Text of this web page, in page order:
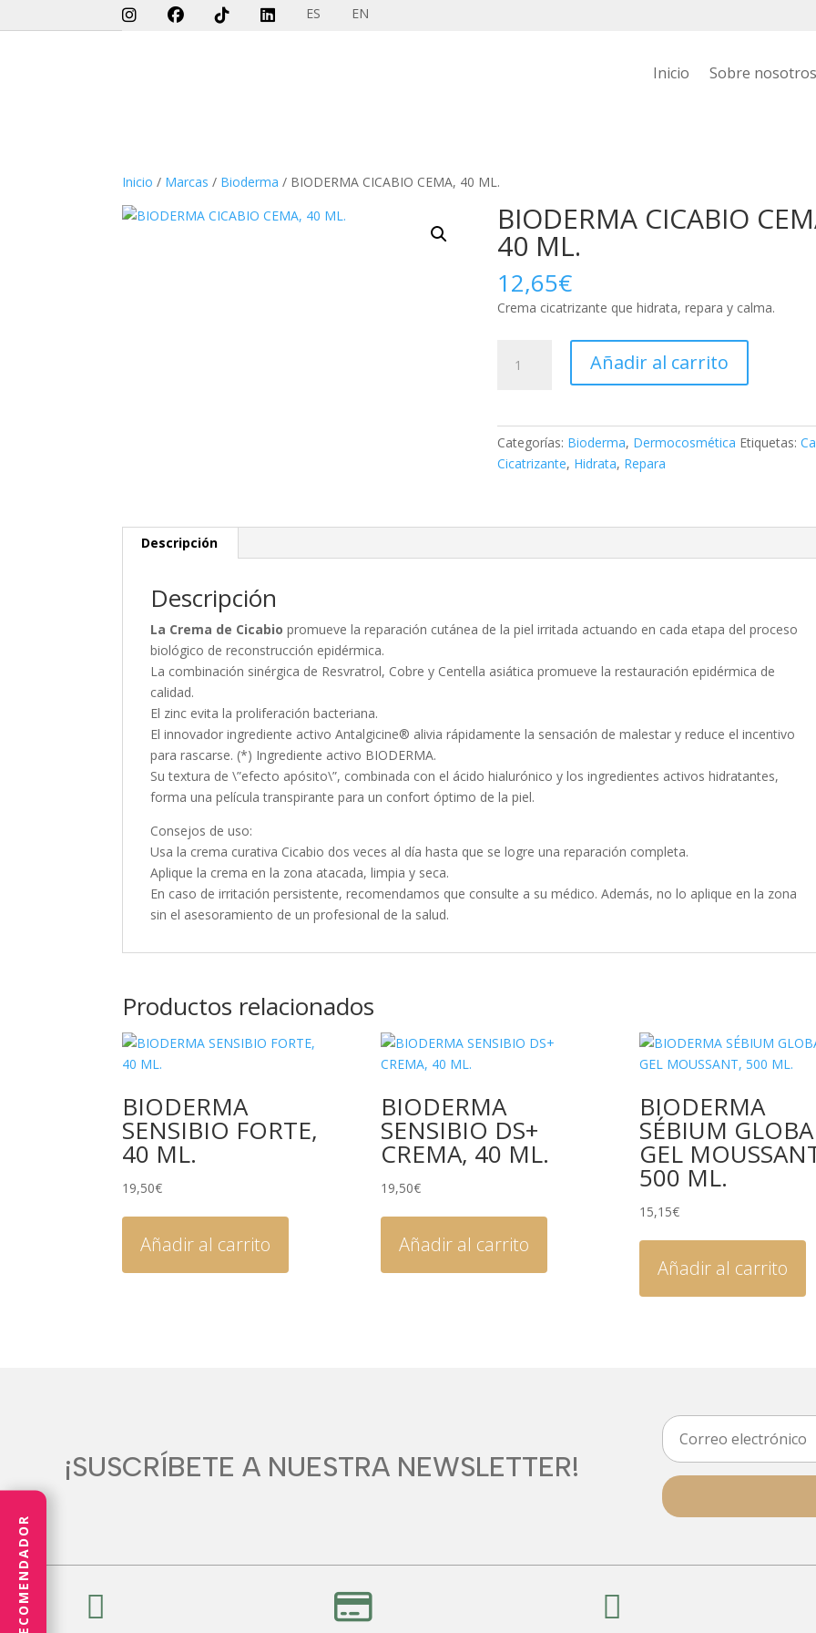
ES EN
Inicio Sobre nosotros
Inicio / Marcas / Bioderma / BIODERMA CICABIO CEMA, 40 ML.
BIODERMA CICABIO
40 ML.
12,65€
Crema cicatrizante que hidrata, repara y calma.
CICABIO
cantidad
Añadir al carrito
Categorías: Bioderma, Dermocosmética Etiquetas:
Cicatrizante, Hidrata, Repara
Descripción
Descripción
La Crema de Cicabio promueve la reparación cutánea de la piel irritada actuando en cada etapa del proceso
biológico de reconstrucción epidérmica.
La combinación sinérgica de Resvratrol, Cobre y Centella asiática promueve la restauración epidérmica de
calidad.
El zinc evita la proliferación bacteriana.
El innovador ingrediente activo Antalgicine® alivia rápidamente la sensación de malestar y reduce el incentivo
para rascarse. (*) Ingrediente activo BIODERMA.
Su textura de \”efecto apósito\”, combinada con el ácido hialurónico y los ingredientes activos hidratantes,
forma una película transpirante para un confort óptimo de la piel.
Consejos de uso:
Usa la crema curativa Cicabio dos veces al día hasta que se logre una reparación completa.
Aplique la crema en la zona atacada, limpia y seca.
En caso de irritación persistente, recomendamos que consulte a su médico. Además, no lo aplique en la zona
sin el asesoramiento de un profesional de la salud.
Productos relacionados
BIODERMA
SENSIBIO FORTE,
40 ML.
19,50€
Añadir al carrito
BIODERMA
SENSIBIO DS+
CREMA, 40 ML.
19,50€
Añadir al carrito
BIODERMA
SÉBIUM
GEL
500 ML.
15,15€
Añadir al carrito
¡SUSCRÍBETE A NUESTRA NEWSLETTER!
  
RECOMENDADOR